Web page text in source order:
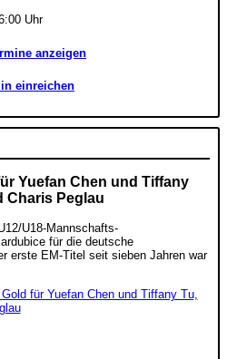
Uhr
anzeigen
einreichen
Yuefan Chen und Tiffany
Charis Peglau
U18-Mannschafts-
für die deutsche
erste EM-Titel seit sieben Jahren war
für Yuefan Chen und Tiffany Tu,